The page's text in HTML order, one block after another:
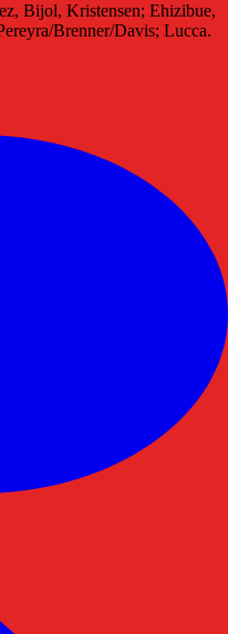
Bijol, Kristensen; Ehizibue,
Brenner/Davis; Lucca.